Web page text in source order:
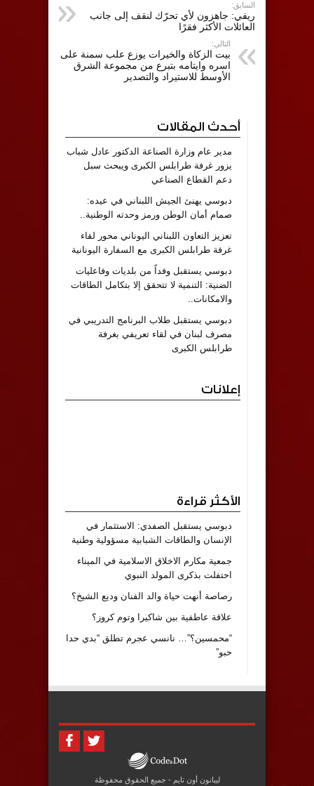
السابق:
ريفي: جاهزون لأي تحرّك لنقف إلى جانب
العائلات الأكثر فقرًا
التالي:
بيت الزكاة والخيرات يوزع علب سمنة على
اسره وايتامه بتبرع من مجموعة الشرق
الأوسط للاستيراد والتصدير
أحدث المقالات
مدير عام وزارة الصناعة الدكتور عادل شباب
يزور غرفة طرابلس الكبرى ويبحث سبل
دعم القطاع الصناعي
دبوسي يهنئ الجيش اللبناني في عيده:
صمام أمان الوطن ورمز وحدته الوطنية..
تعزيز التعاون اللبناني اليوناني محور لقاء
غرفة طرابلس الكبرى مع السفارة اليونانية
دبوسي يستقبل وفداً من بلديات وفاعليات
الضنية: التنمية لا تتحقق إلا بتكامل الطاقات
والامكانات..
دبوسي يستقبل طلاب البرنامج التدريبي في
مصرف لبنان في لقاء تعريفي بغرفة
طرابلس الكبرى
إعلانات
الأكثر قراءة
دبوسي يستقبل الصفدي: الاستثمار في
الإنسان والطاقات الشبابية مسؤولية وطنية
جمعية مكارم الاخلاق الاسلامية في الميناء
احتفلت بذكرى المولد النبوي
رصاصة أنهت حياة والد الفنان وديع الشيخ؟
علاقة عاطفية بين شاكيرا وتوم كروز؟
“محمسين؟”… نانسي عجرم تطلق “بدي حدا
حبو”
ليبانون أون تايم - جميع الحقوق محفوظة